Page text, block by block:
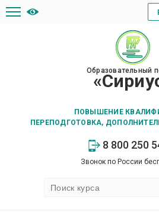
Образовательный
ПОВЫШЕНИЕ
ПЕРЕПОДГОТОВКА,
8 800 250
Звонок по России